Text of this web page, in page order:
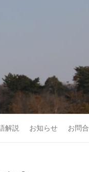
解説 お知らせ お問